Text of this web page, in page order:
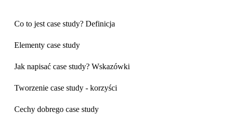
Co to jest case study? Definicja
Elementy case study
Jak napisać case study? Wskazówki
Tworzenie case study - korzyści
Cechy dobrego case study